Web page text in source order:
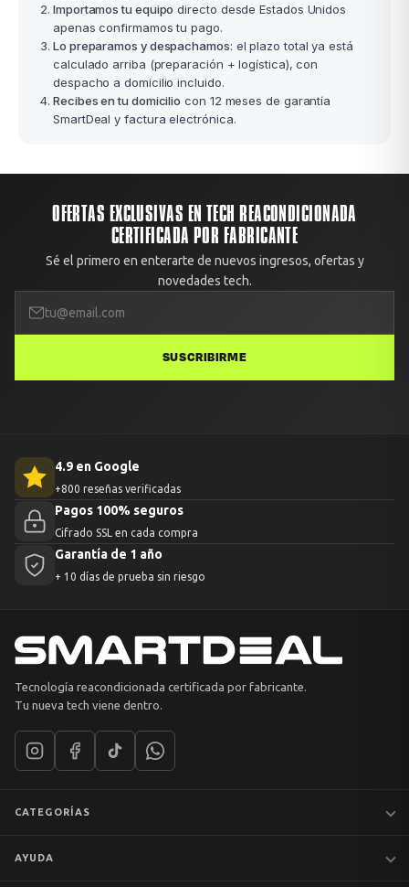
Importamos tu equipo directo desde Estados Unidos
apenas confirmamos tu pago.
Lo preparamos y despachamos: el plazo total ya está
calculado arriba (preparación + logística), con
despacho a domicilio incluido.
Recibes en tu domicilio con 12 meses de garantía
SmartDeal y factura electrónica.
OFERTAS EXCLUSIVAS EN TECH REACONDICIONADA
CERTIFICADA POR FABRICANTE
Sé el primero en enterarte de nuevos ingresos, ofertas y
novedades tech.
SUSCRIBIRME
4.9 en Google
+800 reseñas verificadas
Pagos 100% seguros
Cifrado SSL en cada compra
Garantía de 1 año
+ 10 días de prueba sin riesgo
Tecnología reacondicionada certificada por fabricante.
Tu nueva tech viene dentro.
CATEGORÍAS
AYUDA